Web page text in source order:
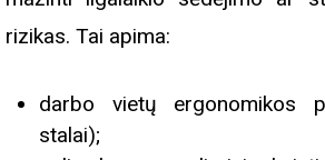
rizikas. Tai apima:
darbo vietų ergonomikos
stalai);